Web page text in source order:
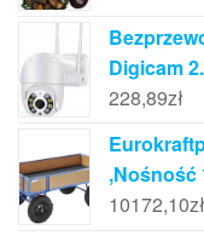
Digicam
228,89zł
,Nośność
10172,10zł